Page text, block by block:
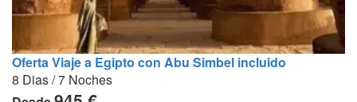
Oferta Viaje a Egipto con Abu Simbel incluido
8 Dias / 7 Noches